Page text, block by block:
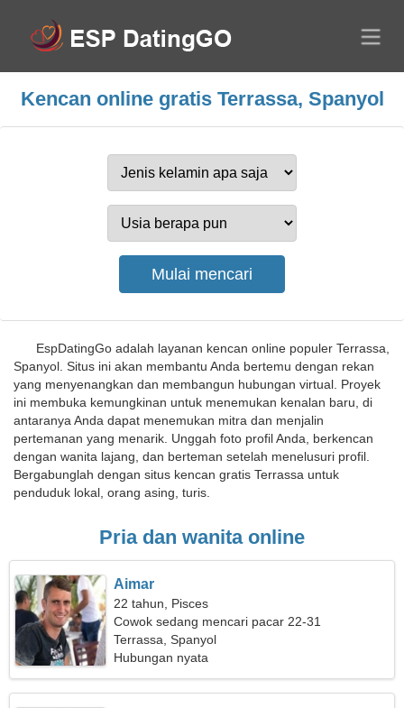
Kencan online gratis Terrassa, Spanyol
EspDatingGo adalah layanan kencan online populer Terrassa,
Spanyol. Situs ini akan membantu Anda bertemu dengan rekan
yang menyenangkan dan membangun hubungan virtual. Proyek
ini membuka kemungkinan untuk menemukan kenalan baru, di
antaranya Anda dapat menemukan mitra dan menjalin
pertemanan yang menarik. Unggah foto profil Anda, berkencan
dengan wanita lajang, dan berteman setelah menelusuri profil.
Bergabunglah dengan situs kencan gratis Terrassa untuk
penduduk lokal, orang asing, turis.
Pria dan wanita online
Aimar
22 tahun, Pisces
Cowok sedang mencari pacar 22-31
Terrassa, Spanyol
Hubungan nyata